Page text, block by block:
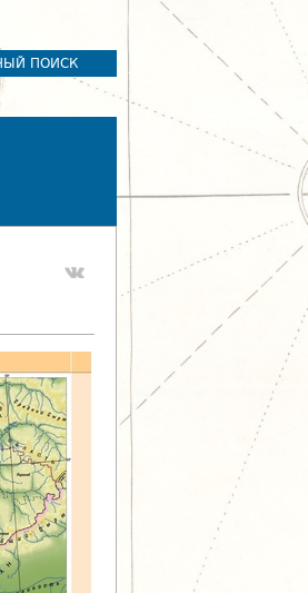
ПОИСК